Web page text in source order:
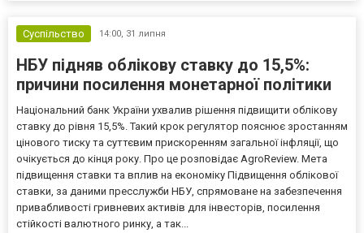
Суспільство 14:00, 31 липня
НБУ підняв облікову ставку до 15,5%:
причини посилення монетарної політики
Національний банк України ухвалив рішення підвищити облікову
ставку до рівня 15,5%. Такий крок регулятор пояснює зростанням
цінового тиску та суттєвим прискоренням загальної інфляції, що
очікується до кінця року. Про це розповідає AgroReview. Мета
підвищення ставки та вплив на економіку Підвищення облікової
ставки, за даними пресслужби НБУ, спрямоване на забезпечення
привабливості гривневих активів для інвесторів, посилення
стійкості валютного ринку, а так...